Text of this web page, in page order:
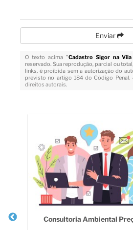
Enviar
O texto acima "Cadastro Sigor na
reservado. Sua reprodução, parcial ou
links, é proibida sem a autorização do
previsto no artigo 184 do Código Penal.
direitos autorais.
Consultoria Ambiental